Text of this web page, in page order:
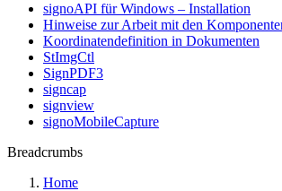
signoAPI für Windows – Installation
Hinweise zur Arbeit mit den
Koordinatendefinition in Dokumenten
StImgCtl
SignPDF3
signcap
signview
signoMobileCapture
Breadcrumbs
Home